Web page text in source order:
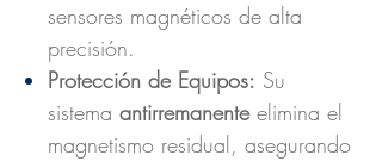
sensores magnéticos de alta
precisión.
Protección de Equipos: Su
sistema antirremanenteelimina el
magnetismo residual, asegurando